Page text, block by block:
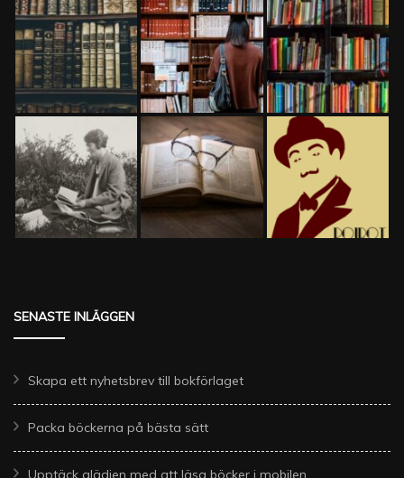
SENASTE INLÄGGEN
Skapa ett nyhetsbrev till bokförlaget
Packa böckerna på bästa sätt
Upptäck glädjen med att läsa böcker i mobilen